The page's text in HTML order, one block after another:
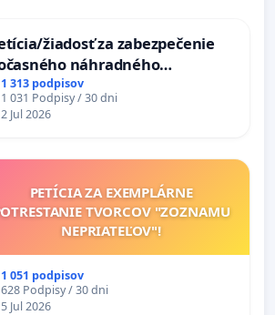
žiadosť za zabezpečenie
náhradného
Váhu počas úplnej
Vážskeho mosta v
1 313 podpisov
1 031 Podpisy / 30 dni
2 Jul 2026
PETÍCIA ZA EXEMPLÁRNE
TVORCOV "ZOZNAMU
NEPRIATEĽOV"!
1 051 podpisov
628 Podpisy / 30 dni
5 Jul 2026